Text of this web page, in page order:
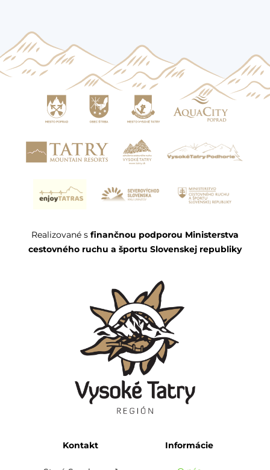
Realizované s finančnou podporou Ministerstva
cestovného ruchu a športu Slovenskej republiky
Kontakt Informácie